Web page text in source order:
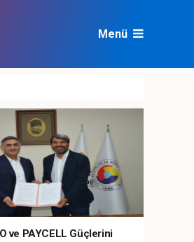
Menü
ve PAYCELL Güçlerini